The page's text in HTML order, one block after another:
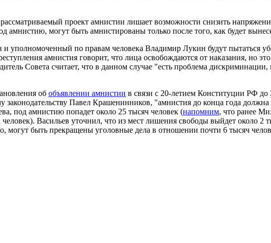
проект амнистии лишает возможности снизить
амнистию, могут быть амнистированы только после того, как будет
по правам человека Владимир Лукин будут пытаться
амнистия говорит, что лица освобождаются от наказания, но это
Совета считает, что в данном случае "есть проблема
об объявлении амнистии в связи с 20-летием Конституции РФ до
законодательству Павел Крашенинников, "амнистия до конца года
под амнистию попадет около 25 тысяч человек (напомним, что ранее
Васильев уточнил, что из мест лишения свободы выйдет около 2
могут быть прекращены уголовные дела в отношении почти 6 тысяч